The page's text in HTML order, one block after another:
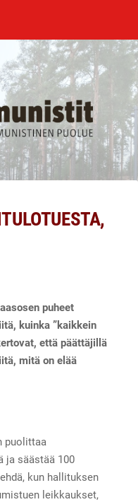
puheet
kuinka ”kaikkein
että päättäjillä
mitä on elää
puolittaa
ja säästää 100
kun hallituksen
leikkaukset,